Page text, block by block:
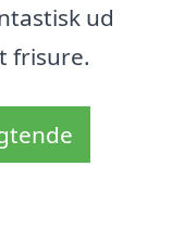
ud
frisure.